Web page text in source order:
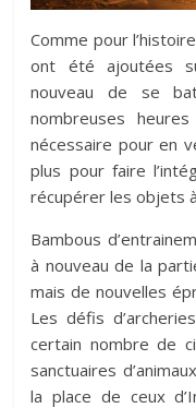
Comme pour
ont été ajoutées
nouveau de se
nombreuses
nécessaire pour en
plus pour faire
récupérer les objets
Bambous
à nouveau de la
mais de nouvelles
Les défis
certain nombre de
sanctuaires
la place de ceux